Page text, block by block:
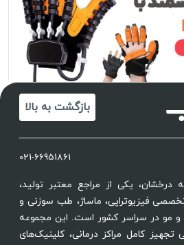
بازگشت به بالا
021-66951861
سال سابقه درخشان، یکی از مراجع معتبر تولید،
فیزیوتراپی، ماساژ، طب سوزنی و
و مو در سراسر کشور است. این مجموعه
تجهیز کامل مراکز درمانی، کلینیک‌های